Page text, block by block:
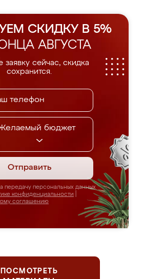
СКИДКУ В 5%
АВГУСТА
заявку сейчас, скидка
сохранится.
бюджет
Отправить
передачу персональных данных
конфиденциальности
соглашению
ПОСМОТРЕТЬ